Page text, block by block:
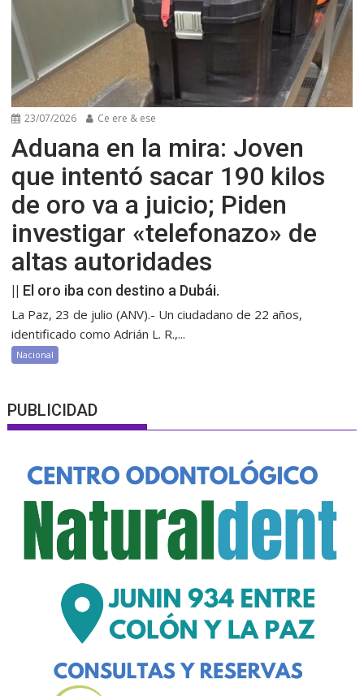
23/07/2026 Ce ere & ese
Aduana en la mira: Joven
que intentó sacar 190 kilos
de oro va a juicio; Piden
investigar «telefonazo» de
altas autoridades
|| El oro iba con destino a Dubái.
La Paz, 23 de julio (ANV).- Un ciudadano de 22 años,
identificado como Adrián L. R.,...
Nacional
PUBLICIDAD